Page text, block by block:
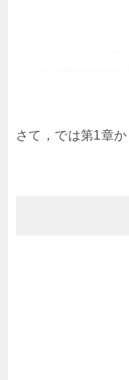
さて，では第1章